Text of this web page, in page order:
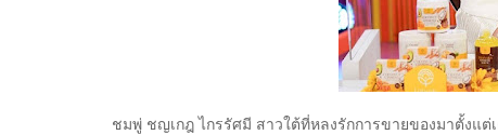
ชมพู่ ชญเกฎ ไกรรัศมี สาวใต้ที่หลงรักการขายของมาตั้งแต่